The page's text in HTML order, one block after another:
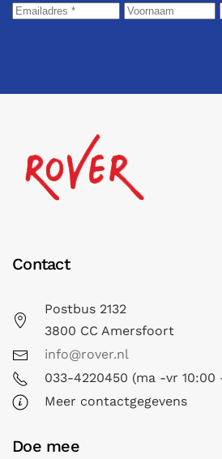
Contact
Postbus 2132
3800 CC Amersfoort
info@rover.nl
033-4220450 (ma -vr 10:00
Meer contactgegevens
Doe mee